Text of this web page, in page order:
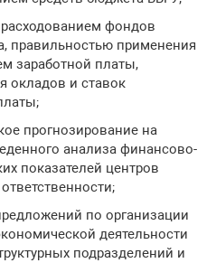
фондов
правильностью применения
заработной платы,
окладов и ставок
прогнозирование на
анализа финансово-
показателей центров
по организации
деятельности
подразделений и